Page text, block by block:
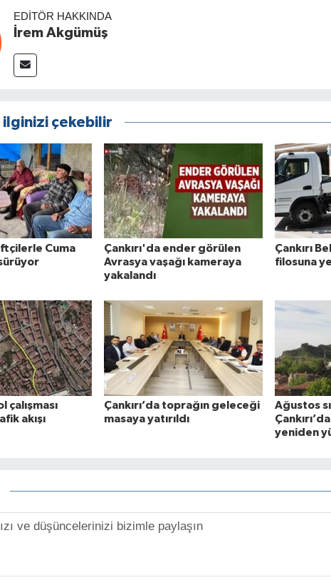
EDITÖR HAKKINDA
İrem Akgümüş
ilginizi çekebilir
Cuma
Çankırı'da ender görülen
Avrasya vaşağı kameraya
yakalandı
Çankırı
filosuna
çalışması
akışı
Çankırı’da toprağın geleceği
masaya yatırıldı
Ağustos
yeniden